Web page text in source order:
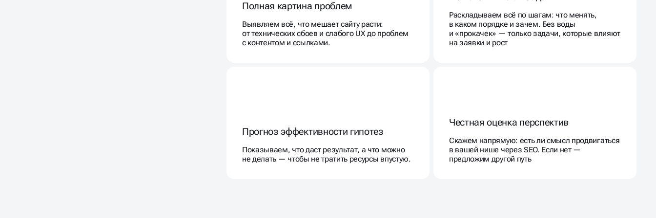
Полная картина проблем
Выявляем всё, что мешает сайту расти:
от технических сбоев и слабого UX до проблем
с контентом и ссылками.
Раскладываем всё по шагам: что менять,
в каком порядке и зачем. Без воды
и «прокачек» — только задачи, которые влияют
на заявки и рост
Прогноз эффективности гипотез
Показываем, что даст результат, а что можно
не делать — чтобы не тратить ресурсы впустую.
Честная оценка перспектив
Скажем напрямую: есть ли смысл продвигаться
в вашей нише через SEO. Если нет —
предложим другой путь